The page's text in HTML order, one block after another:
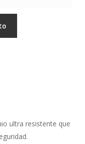
ultra resistente que